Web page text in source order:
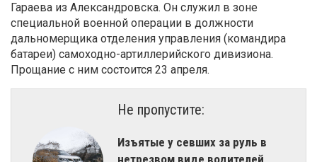
Гараева из Александровска. Он служил в зоне
специальной военной операции в должности
дальномерщика отделения управления (командира
батареи) самоходно-артиллерийского дивизиона.
Прощание с ним состоится 23 апреля.
Не пропустите:
Изъятые у севших за руль в